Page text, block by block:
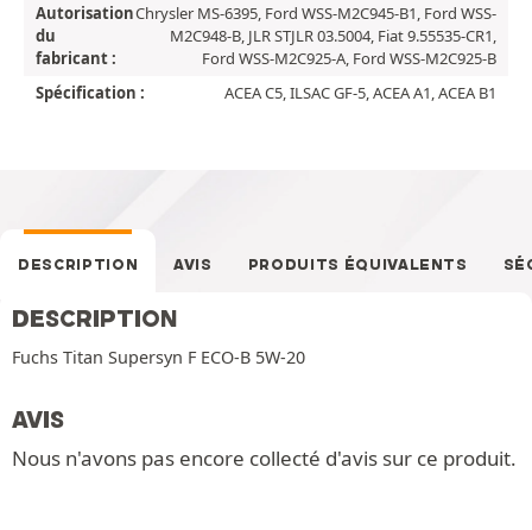
Autorisation
du
fabricant :
Chrysler MS-6395, Ford WSS-M2C945-B1, Ford WSS-
M2C948-B, JLR STJLR 03.5004, Fiat 9.55535-CR1,
Ford WSS-M2C925-A, Ford WSS-M2C925-B
Spécification :
ACEA C5, ILSAC GF-5, ACEA A1, ACEA B1
DESCRIPTION AVIS PRODUITS ÉQUIVALENTS
DESCRIPTION
Fuchs Titan Supersyn F ECO-B 5W-20
AVIS
Nous n'avons pas encore collecté d'avis sur ce produit.